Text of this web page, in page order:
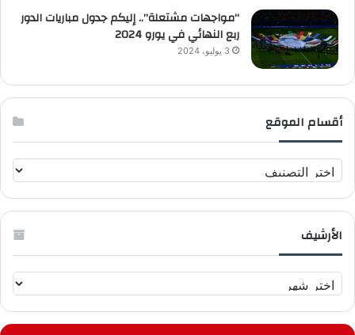
“مواجهات مشتعلة”.. إليكم جدول مباريات الدور
ربع النهائي في يورو 2024
3 يوليو، 2024
أقسام الموقع
ق
س
م
و
ق
الأرشيف
ل
أ